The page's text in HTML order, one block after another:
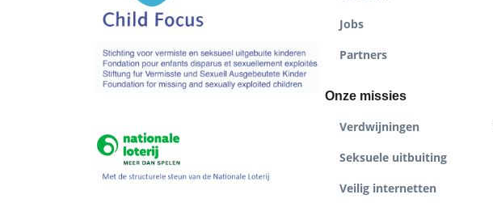
Jobs
Partners
Onze missies
Verdwijningen
Seksuele uitbuiting
Veilig internetten